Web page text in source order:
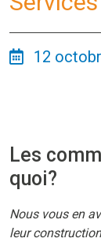
12
Les
quoi?
Nous vous en
leur